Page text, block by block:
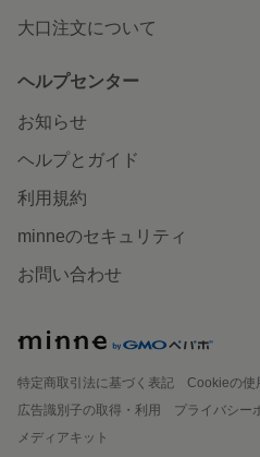
大口注文について
ヘルプセンター
お知らせ
ヘルプとガイド
利用規約
minneのセキュリティ
お問い合わせ
特定商取引法に基づく表記
Cookieの使
広告識別子の取得・利用
プライバシー
メディアキット